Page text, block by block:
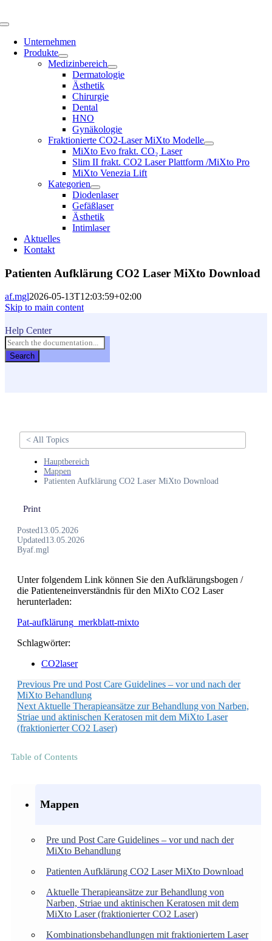
to
Toggle
NavigationUnternehmen
Produkte
Medizinbereich
Dermatologie
Ästhetik
Chirurgie
Dental
HNO
Gynäkologie
Fraktionierte CO2-Laser MiXto Modelle
MiXto Evo frakt. CO₂ Laser
Slim II frakt. CO2 Laser Plattform /MiXto Pro
MiXto Venezia Lift
Kategorien
Diodenlaser
Gefäßlaser
Ästhetik
Intimlaser
Aktuelles
Kontakt
Patienten Aufklärung CO2 Laser MiXto Download
af.mgl2026-05-13T12:03:59+02:00
Skip to main content
Help Center
Search
Mappen
Pre und Post Care Guidelines – vor und nach der
MiXto Behandlung
Patienten Aufklärung CO2 Laser MiXto Download
Aktuelle Therapieansätze zur Behandlung von
Narben, Striae und aktinischen Keratosen mit dem
MiXto Laser (fraktionierter CO2 Laser)
Kombinationsbehandlungen mit fraktioniertem Laser
< All Topics
Hauptbereich
Mappen
Patienten Aufklärung CO2 Laser MiXto Download
Print
Posted13.05.2026
Updated13.05.2026
Byaf.mgl
Unter folgendem Link können Sie den Aufklärungsbogen /
die Patienteneinverständnis für den MiXto CO2 Laser
herunterladen:
Pat-aufklärung_merkblatt-mixto
Schlagwörter:
CO2laser
Previous Pre und Post Care Guidelines – vor und nach der
MiXto Behandlung
NextAktuelle Therapieansätze zur Behandlung von Narben,
Striae und aktinischen Keratosen mit dem MiXto Laser
(fraktionierter CO2 Laser)
Table of Contents